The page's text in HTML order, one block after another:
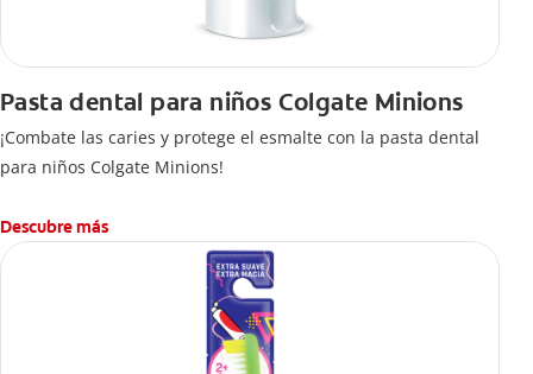
Pasta dental para niños Colgate Minions
¡Combate las caries y protege el esmalte con la pasta dental
para niños Colgate Minions!
Descubre más